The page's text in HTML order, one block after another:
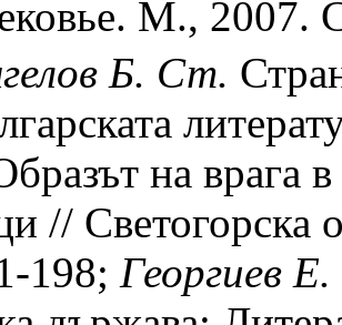
М., 2007.
Б. Ст.
на врага
// Светогорска
198; Георгиев Е.